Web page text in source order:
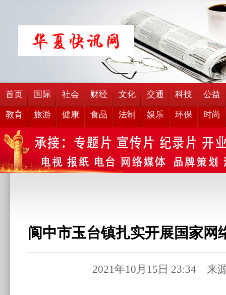
首页 国际 社会 财经 文化 交通 科技 公益
教育 旅游 健康 食品 法制 娱乐 环保 时尚
阆中市玉台镇扎实开展国家网
2021年10月15日 23:34 来